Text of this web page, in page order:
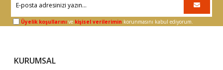
Üyelik koşullarını ve kişisel verilerimin korunmasını kabul ediyorum.
KURUMSAL